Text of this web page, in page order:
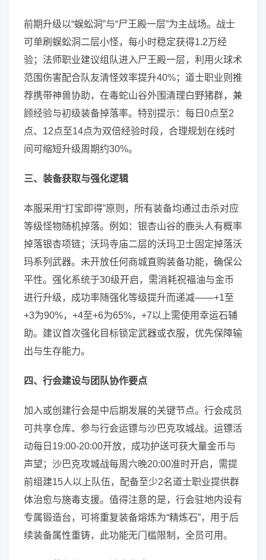
前期升级以“蜈蚣洞”与“尸王殿一层”为主战场。战士
可单刷蜈蚣洞二层小怪，每小时稳定获得1.2万经
验；法师职业建议组队进入尸王殿一层，利用火球术
范围伤害配合队友清怪效率提升40%；道士职业则推
荐携带神兽协助，在毒蛇山谷外围清理白野猪群，兼
顾经验与初级装备掉落率。特别提示：每日0点至2
点、12点至14点为双倍经验时段，合理规划在线时
间可缩短升级周期约30%。
三、装备获取与强化逻辑
本服采用“打宝即得”原则，所有装备均通过击杀对应
等级怪物随机掉落。例如：银杏山谷的鹿头人有概率
掉落银杏项链；沃玛寺庙二层的沃玛卫士固定掉落沃
玛系列武器。未开放任何商城直购装备功能，确保公
平性。强化系统于30级开启，需消耗祝福油与金币
进行升级，成功率随强化等级提升而递减——+1至
+3为90%，+4至+6为65%，+7以上需使用幸运石辅
助。建议首次强化目标锁定武器或衣服，优先保障输
出与生存能力。
四、行会建设与团队协作要点
加入或创建行会是中后期发展的关键节点。行会成员
可共享仓库、参与行会运镖与沙巴克攻城战。运镖活
动每日19:00-20:00开放，成功护送可获大量金币与
声望；沙巴克攻城战每周六晚20:00准时开启，需提
前组建15人以上队伍，配备至少2名道士职业提供群
体治愈与施毒支援。值得注意的是，行会驻地内设有
专属锻造台，可将重复装备熔炼为“精炼石”，用于后
续装备属性重铸，此功能无门槛限制，全员可用。